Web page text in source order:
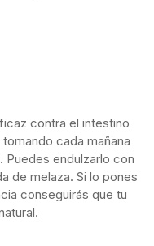
contra el intestino
cada mañana
Puedes endulzarlo con
de melaza. Si lo pones
conseguirás que tu